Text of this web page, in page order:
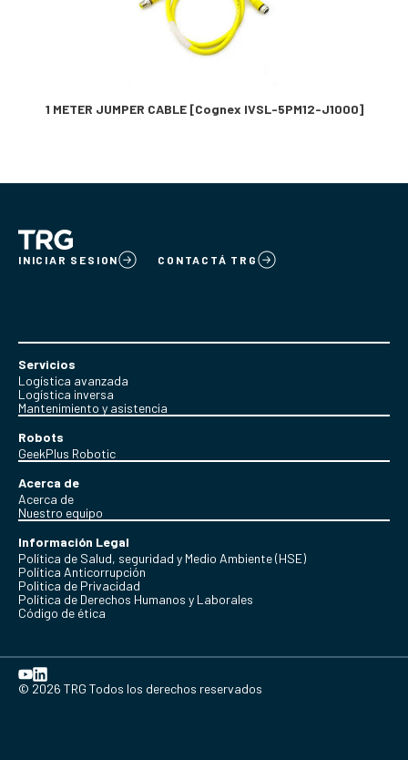
1 METER JUMPER CABLE [Cognex IVSL-5PM12-J1000]
INICIAR SESION CONTACTÁ TRG
Servicios
Logística avanzada
Logística inversa
Mantenimiento y asistencia
Robots
GeekPlus Robotic
Acerca de
Acerca de
Nuestro equipo
Información Legal
Política de Salud, seguridad y Medio Ambiente (HSE)
Política Anticorrupción
Politica de Privacidad
Política de Derechos Humanos y Laborales
Código de ética
© 2026 TRG Todos los derechos reservados